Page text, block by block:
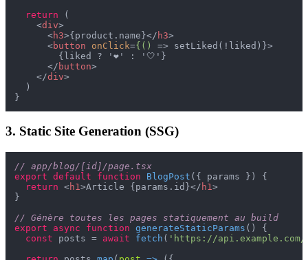
return (
<div>
<h3>{product.name}</ h3>
<button onClick={() => setLiked(!liked)}>
        {liked ? '❤️' : '🤍'}
</ button>
</div>
  )
3. Static Site Generation (SSG)
// app/blog/[id]/page.tsx
export default function BlogPost ( { params } ) {
return <h1>Article {params.id}</ h1>
}
// Génère toutes les pages statiquement au build
export
async function generateStaticParams ( ) {
const posts = await fetch ( 'https://